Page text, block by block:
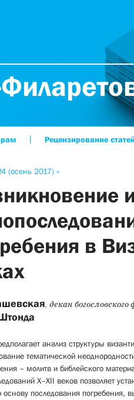
Рецензирование
(осень 2017) »
в
, декан
анализ структуры
тематической
– молитв и библейского
X–XII веков позволяет
последования погребения,